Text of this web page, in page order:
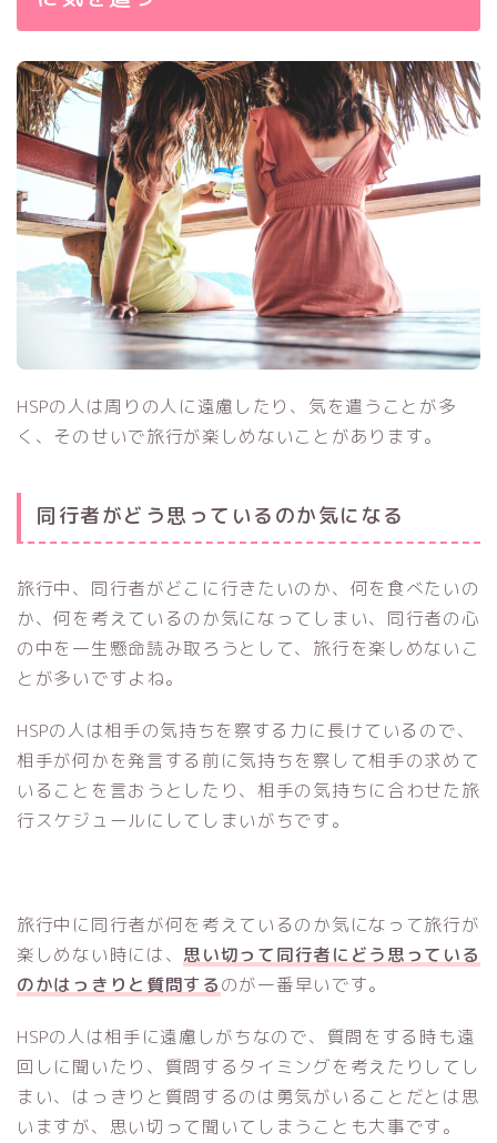
HSPの人は周りの人に遠慮したり、気を遣うことが多
く、そのせいで旅行が楽しめないことがあります。
同行者がどう思っているのか気になる
旅行中、同行者がどこに行きたいのか、何を食べたいの
か、何を考えているのか気になってしまい、同行者の心
の中を一生懸命読み取ろうとして、旅行を楽しめないこ
とが多いですよね。
HSPの人は相手の気持ちを察する力に長けているので、
相手が何かを発言する前に気持ちを察して相手の求めて
いることを言おうとしたり、相手の気持ちに合わせた旅
行スケジュールにしてしまいがちです。
旅行中に同行者が何を考えているのか気になって旅行が
楽しめない時には、 思い切って同行者にどう思っている
のかはっきりと質問するのが一番早いです。
HSPの人は相手に遠慮しがちなので、質問をする時も遠
回しに聞いたり、質問するタイミングを考えたりしてし
まい、はっきりと質問するのは勇気がいることだとは思
いますが、思い切って聞いてしまうことも大事です。